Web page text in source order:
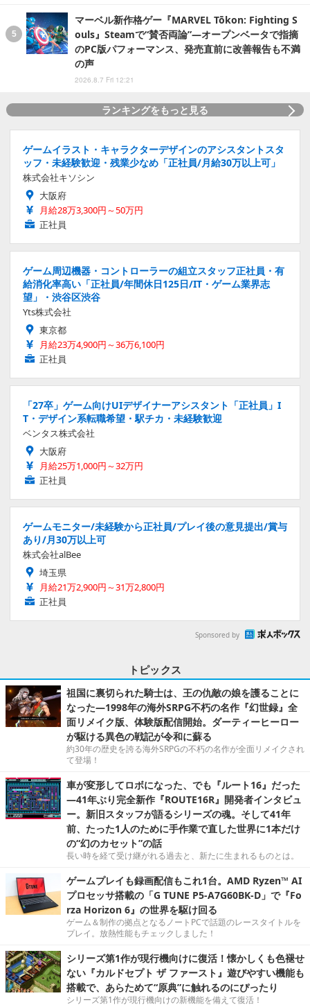
マーベル新作格ゲー『MARVEL Tōkon: Fighting S
ouls』Steamで“賛否両論”―オープンベータで指摘
のPC版パフォーマンス、発売直前に改善報告も不満
の声
2026.8.7 Fri 12:21
ランキングをもっと見る
ゲームイラスト・キャラクターデザインのアシスタントスタ
ッフ・未経験歓迎・残業少なめ「正社員/月給30万以上可」
株式会社キソシン
大阪府
月給28万3,300円～50万円
正社員
ゲーム周辺機器・コントローラーの組立スタッフ正社員・有
給消化率高い「正社員/年間休日125日/IT・ゲーム業界志
望」・渋谷区渋谷
Yts株式会社
東京都
月給23万4,900円～36万6,100円
正社員
「27卒」ゲーム向けUIデザイナーアシスタント「正社員」I
T・デザイン系転職希望・駅チカ・未経験歓迎
ベンタス株式会社
大阪府
月給25万1,000円～32万円
正社員
ゲームモニター/未経験から正社員/プレイ後の意見提出/賞与
あり/月30万以上可
株式会社alBee
埼玉県
月給21万2,900円～31万2,800円
正社員
Sponsored by
トピックス
祖国に裏切られた騎士は、王の仇敵の娘を護ることに
なった―1998年の海外SRPG不朽の名作『幻世録』全
面リメイク版、体験版配信開始。ダーティーヒーロー
が駆ける異色の戦記が令和に蘇る
約30年の歴史を誇る海外SRPGの不朽の名作が全面リメイクされ
て登場！
車が変形してロボになった、でも『ルート16』だった
―41年ぶり完全新作『ROUTE16R』開発者インタビュ
ー。新旧スタッフが語るシリーズの魂。そして41年
前、たった1人のために手作業で直した世界に1本だけ
の“幻のカセット”の話
長い時を経て受け継がれる過去と、新たに生まれるものとは。
ゲームプレイも録画配信もこれ1台。AMD Ryzen™ AI
プロセッサ搭載の「G TUNE P5-A7G60BK-D」で『Fo
rza Horizon 6』の世界を駆け回る
ゲーム＆制作の拠点となるノートPCで話題のレースタイトルを
プレイ。放熱性能もチェックしました！
シリーズ第1作が現行機向けに復活！懐かしくも色褪せ
ない『カルドセプト ザ ファースト』遊びやすい機能も
搭載で、あらためて“原典”に触れるのにぴったり
シリーズ第1作が現行機向けの新機能を備えて復活！